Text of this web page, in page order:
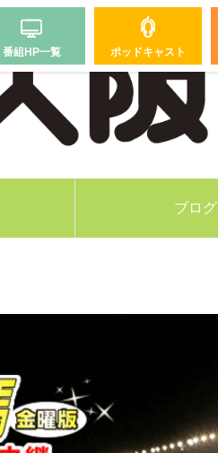
番組HP一覧 ポッドキャスト
ブログ